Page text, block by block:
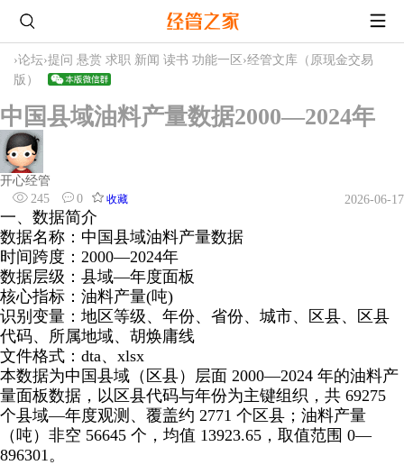
›论坛›提问 悬赏 求职 新闻 读书 功能一区 ›经管文库（原现金交易
版）
中国县域油料产量数据2000—2024年
开心经管
245
0 收藏 2026-06-17
一、数据简介
数据名称：中国县域油料产量数据
时间跨度：2000—2024年
数据层级：县域—年度面板
核心指标：油料产量(吨)
识别变量：地区等级、年份、省份、城市、区县、区县
代码、所属地域、胡焕庸线
文件格式：dta、xlsx
本数据为中国县域（区县）层面 2000—2024 年的油料产
量面板数据，以区县代码与年份为主键组织，共 69275
个县域—年度观测、覆盖约 2771 个区县；油料产量
（吨）非空 56645 个，均值 13923.65，取值范围 0—
896301。